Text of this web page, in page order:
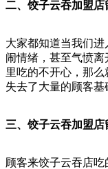
二、饺子云吞加盟
大家都知道当我们
闹情绪，甚至气愤
里吃的不开心，那
失去了大量的顾客基
三、饺子云吞加盟
顾客来饺子云吞店